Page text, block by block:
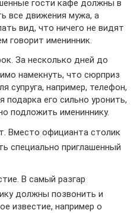
гости кафе должны в
все движения мужа, а
вид, что ничего не видят
говорит именинник.
За несколько дней до
намекнуть, что сюрприз
супруга, например, телефон,
подарка его сильно уронить,
подложить имениннику.
Вместо официанта столик
специально приглашенный
В самый разгар
должны позвонить и
известие, например о